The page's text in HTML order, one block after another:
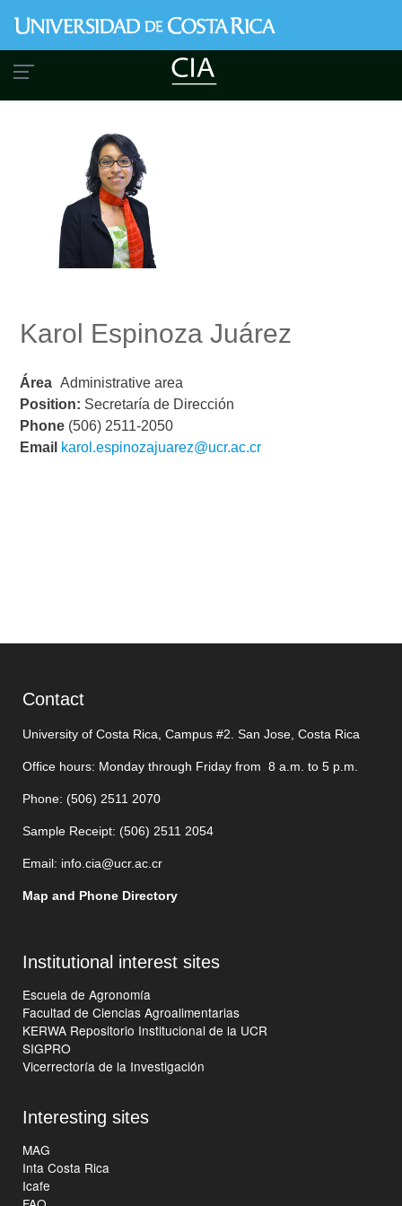
to
main
content
Karol Espinoza Juárez
Área Administrative area
Position: Secretaría de Dirección
Phone (506) 2511-2050
Email karol.espinozajuarez@ucr.ac.cr
Contact
University of Costa Rica, Campus #2. San Jose, Costa Rica
Office hours: Monday through Friday from 8 a.m. to 5 p.m.
Phone: (506) 2511 2070
Sample Receipt: (506) 2511 2054
Email: info.cia@ucr.ac.cr
Map and Phone Directory
Institutional interest sites
Escuela de Agronomía
Facultad de Ciencias Agroalimentarias
KERWA Repositorio Institucional de la UCR
SIGPRO
Vicerrectoría de la Investigación
Interesting sites
MAG
Inta Costa Rica
Icafe